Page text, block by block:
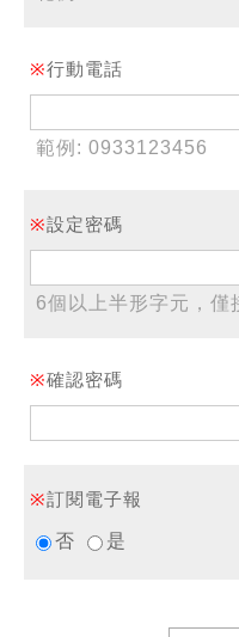
※行動電話
範例: 0933123456
※設定密碼
6個以上半形字元，僅
※確認密碼
※訂閱電子報
否 是